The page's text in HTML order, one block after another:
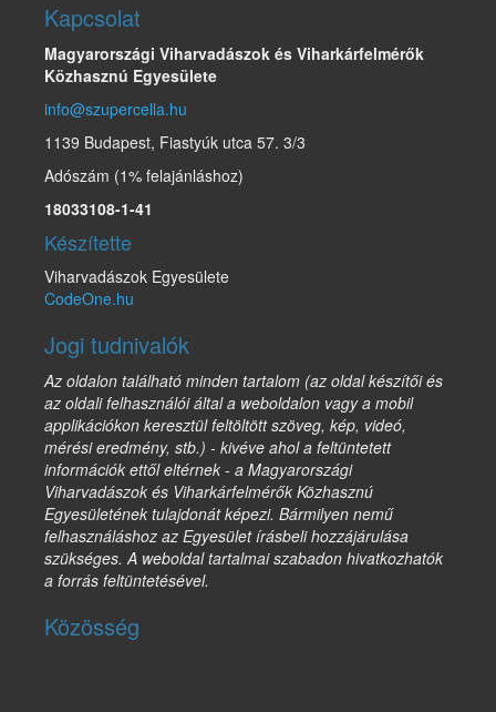
Kapcsolat
Magyarországi Viharvadászok és Viharkárfelmérők
Közhasznú Egyesülete
info@szupercella.hu
1139 Budapest, Fiastyúk utca 57. 3/3
Adószám (1% felajánláshoz)
18033108-1-41
Készítette
Viharvadászok Egyesülete
CodeOne.hu
Jogi tudnivalók
Az oldalon található minden tartalom (az oldal készítői és
az oldali felhasználói által a weboldalon vagy a mobil
applikációkon keresztül feltöltött szöveg, kép, videó,
mérési eredmény, stb.) - kivéve ahol a feltüntetett
információk ettől eltérnek - a Magyarországi
Viharvadászok és Viharkárfelmérők Közhasznú
Egyesületének tulajdonát képezi. Bármilyen nemű
felhasználáshoz az Egyesület írásbeli hozzájárulása
szükséges. A weboldal tartalmai szabadon hivatkozhatók
a forrás feltüntetésével.
Közösség